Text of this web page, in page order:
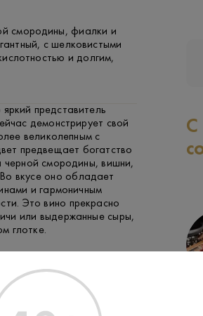
смородины, фиалки и
с шелковистыми
и долгим,
представитель
демонстрирует свой
великолепным с
предвещает богатство
черной смородины, вишни,
вкусе оно обладает
и гармоничным
Это вино прекрасно
или выдержанные сыры,
глотке.
что придает ему
С
ГОВЯДИНА